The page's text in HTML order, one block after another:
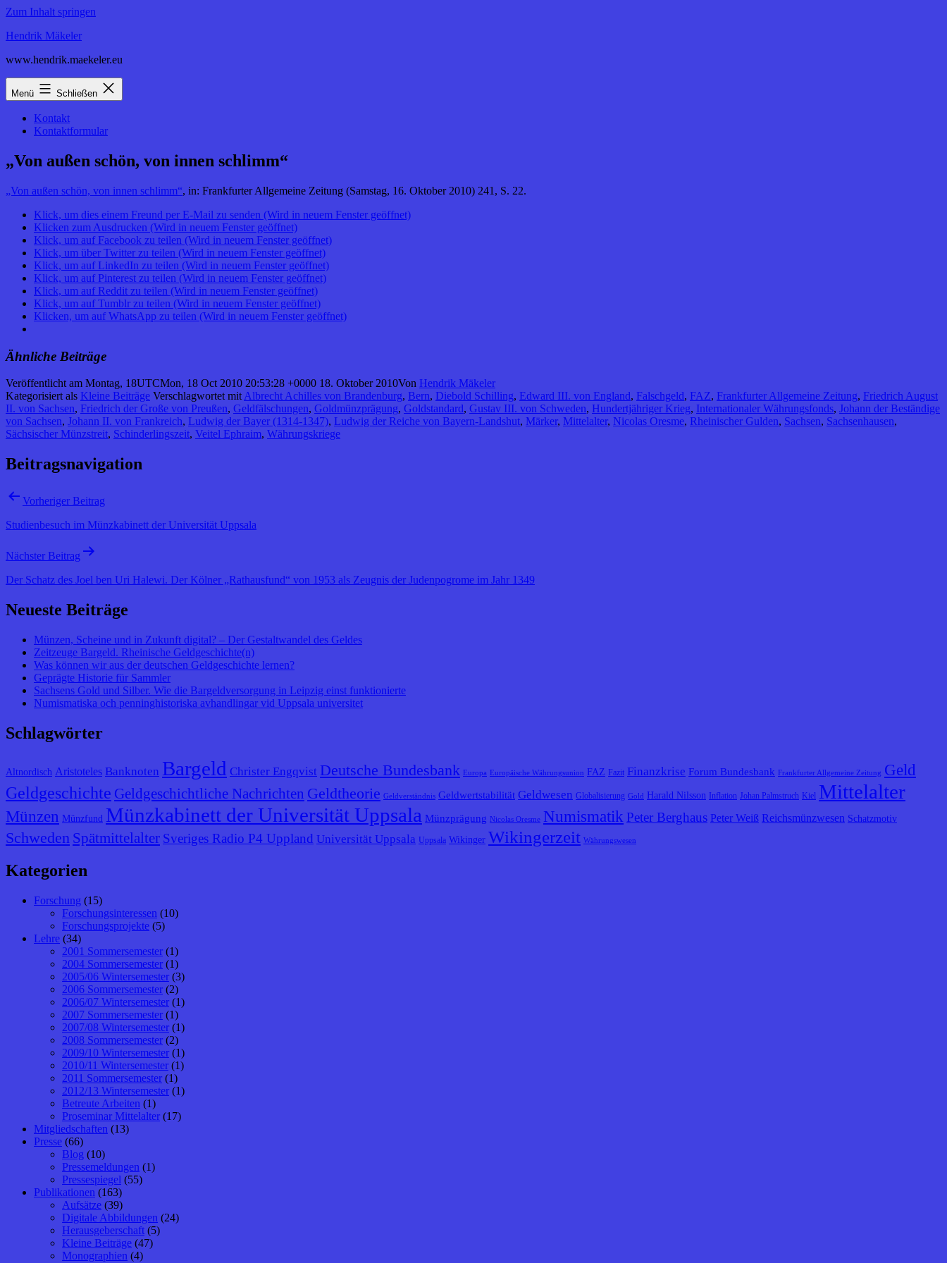
Zum Inhalt springen
Hendrik Mäkeler
www.hendrik.maekeler.eu
Menü Schließen
Kontakt
Kontaktformular
„Von außen schön, von innen schlimm“
„Von außen schön, von innen schlimm“, in: Frankfurter Allgemeine Zeitung (Samstag, 16. Oktober 2010) 241, S. 22.
Klick, um dies einem Freund per E-Mail zu senden (Wird in neuem Fenster geöffnet)
Klicken zum Ausdrucken (Wird in neuem Fenster geöffnet)
Klick, um auf Facebook zu teilen (Wird in neuem Fenster geöffnet)
Klick, um über Twitter zu teilen (Wird in neuem Fenster geöffnet)
Klick, um auf LinkedIn zu teilen (Wird in neuem Fenster geöffnet)
Klick, um auf Pinterest zu teilen (Wird in neuem Fenster geöffnet)
Klick, um auf Reddit zu teilen (Wird in neuem Fenster geöffnet)
Klick, um auf Tumblr zu teilen (Wird in neuem Fenster geöffnet)
Klicken, um auf WhatsApp zu teilen (Wird in neuem Fenster geöffnet)
Ähnliche Beiträge
Veröffentlicht am Montag, 18UTCMon, 18 Oct 2010 20:53:28 +0000 18. Oktober 2010Von Hendrik Mäkeler
Kategorisiert als Kleine Beiträge Verschlagwortet mit Albrecht Achilles von Brandenburg, Bern, Diebold Schilling, Edward III. von England, Falschgeld, FAZ, Frankfurter Allgemeine Zeitung, Friedrich August
II. von Sachsen, Friedrich der Große von Preußen, Geldfälschungen, Goldmünzprägung, Goldstandard, Gustav III. von Schweden, Hundertjähriger Krieg, Internationaler Währungsfonds, Johann der Beständige
von Sachsen, Johann II. von Frankreich, Ludwig der Bayer (1314-1347), Ludwig der Reiche von Bayern-Landshut, Märker, Mittelalter, Nicolas Oresme, Rheinischer Gulden, Sachsen, Sachsenhausen,
Sächsischer Münzstreit, Schinderlingszeit, Veitel Ephraim, Währungskriege
Beitragsnavigation
Vorheriger Beitrag
Studienbesuch im Münzkabinett der Universität Uppsala
Nächster Beitrag
Der Schatz des Joel ben Uri Halewi. Der Kölner „Rathausfund“ von 1953 als Zeugnis der Judenpogrome im Jahr 1349
Neueste Beiträge
Münzen, Scheine und in Zukunft digital? – Der Gestaltwandel des Geldes
Zeitzeuge Bargeld. Rheinische Geldgeschichte(n)
Was können wir aus der deutschen Geldgeschichte lernen?
Geprägte Historie für Sammler
Sachsens Gold und Silber. Wie die Bargeldversorgung in Leipzig einst funktionierte
Numismatiska och penninghistoriska avhandlingar vid Uppsala universitet
Schlagwörter
Altnordisch Aristoteles Banknoten Bargeld Christer Engqvist Deutsche Bundesbank Europa Europäische Währungsunion FAZ Fazit Finanzkrise Forum Bundesbank Frankfurter Allgemeine Zeitung Geld
Geldgeschichte Geldgeschichtliche Nachrichten Geldtheorie Geldverständnis Geldwertstabilität Geldwesen Globalisierung Gold Harald Nilsson Inflation Johan Palmstruch Kiel Mittelalter
Münzen Münzfund Münzkabinett der Universität Uppsala Münzprägung Nicolas Oresme Numismatik Peter Berghaus Peter Weiß Reichsmünzwesen Schatzmotiv
Schweden Spätmittelalter Sveriges Radio P4 Uppland Universität Uppsala Uppsala Wikinger Wikingerzeit Währungswesen
Kategorien
Forschung (15)
Forschungsinteressen (10)
Forschungsprojekte (5)
Lehre (34)
2001 Sommersemester (1)
2004 Sommersemester (1)
2005/06 Wintersemester (3)
2006 Sommersemester (2)
2006/07 Wintersemester (1)
2007 Sommersemester (1)
2007/08 Wintersemester (1)
2008 Sommersemester (2)
2009/10 Wintersemester (1)
2010/11 Wintersemester (1)
2011 Sommersemester (1)
2012/13 Wintersemester (1)
Betreute Arbeiten (1)
Proseminar Mittelalter (17)
Mitgliedschaften (13)
Presse (66)
Blog (10)
Pressemeldungen (1)
Pressespiegel (55)
Publikationen (163)
Aufsätze (39)
Digitale Abbildungen (24)
Herausgeberschaft (5)
Kleine Beiträge (47)
Monographien (4)